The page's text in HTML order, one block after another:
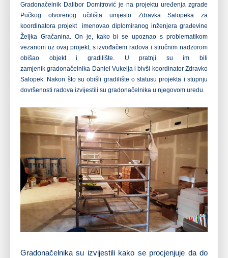
Gradonačelnik Dalibor Domitrović je na projektu uređenja zgrade
Pučkog otvorenog učilišta umjesto Zdravka Salopeka za
koordinatora projekt imenovao diplomiranog inženjera građevine
Željka Gračanina. On je, kako bise upoznao s problematikom
vezanom uz ovaj projekt, s izvođačem radova istručnim nadzorom
obišao objekt i gradilište. U pratnji su im bili
zamjenikgradonačelnika Daniel Vukelja i bivši koordinator Zdravko
Salopek. Nakon što su obišli gradilište o statusu projekta i stupnju
dovršenosti radova izvijestili su gradonačelnika u njegovom uredu.
Gradonačelnika su izvijestili kako se procjenjuje da do